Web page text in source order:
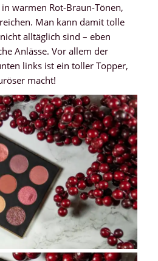
warmen Rot-Braun-Tönen,
Man kann damit tolle
alltäglich sind – eben
Anlässe. Vor allem der
links ist ein toller Topper,
macht!